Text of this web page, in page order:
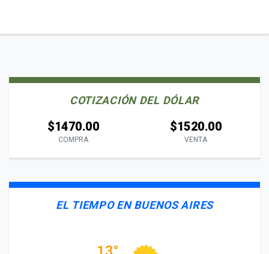
COTIZACIÓN DEL DÓLAR
$1470.00
COMPRA
$1520.00
VENTA
EL TIEMPO EN BUENOS AIRES